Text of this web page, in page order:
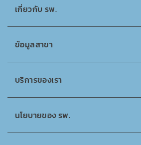
เกี่ยวกับ รพ.
ข้อมูลสาขา
บริการของเรา
นโยบายของ รพ.